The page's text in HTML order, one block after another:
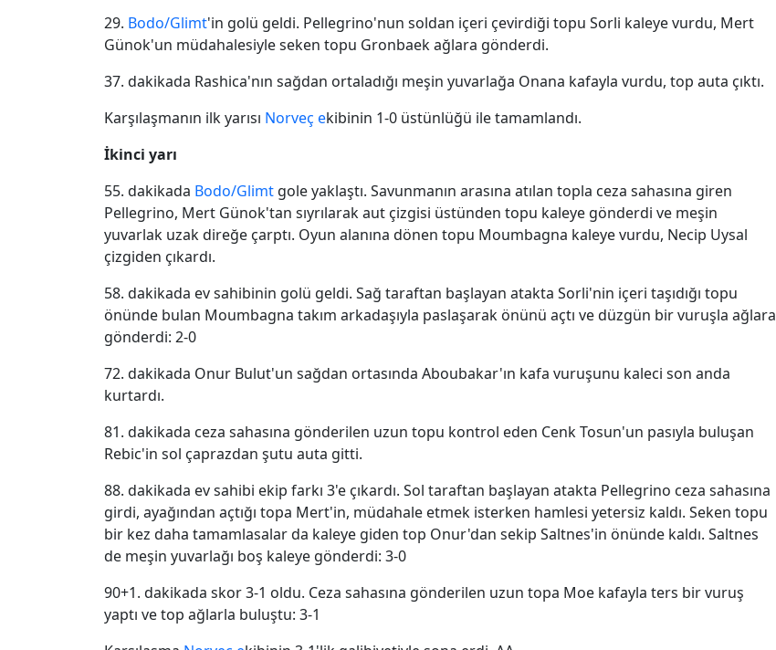
29. Bodo/Glimt'in golü geldi. Pellegrino'nun soldan içeri çevirdiği topu Sorli kaleye vurdu, Mert
Günok'un müdahalesiyle seken topu Gronbaek ağlara gönderdi.
37. dakikada Rashica'nın sağdan ortaladığı meşin yuvarlağa Onana kafayla vurdu, top auta çıktı.
Karşılaşmanın ilk yarısı Norveç ekibinin 1-0 üstünlüğü ile tamamlandı.
İkinci yarı
55. dakikada Bodo/Glimt gole yaklaştı. Savunmanın arasına atılan topla ceza sahasına giren
Pellegrino, Mert Günok'tan sıyrılarak aut çizgisi üstünden topu kaleye gönderdi ve meşin
yuvarlak uzak direğe çarptı. Oyun alanına dönen topu Moumbagna kaleye vurdu, Necip Uysal
çizgiden çıkardı.
58. dakikada ev sahibinin golü geldi. Sağ taraftan başlayan atakta Sorli'nin içeri taşıdığı topu
önünde bulan Moumbagna takım arkadaşıyla paslaşarak önünü açtı ve düzgün bir vuruşla ağlara
gönderdi: 2-0
72. dakikada Onur Bulut'un sağdan ortasında Aboubakar'ın kafa vuruşunu kaleci son anda
kurtardı.
81. dakikada ceza sahasına gönderilen uzun topu kontrol eden Cenk Tosun'un pasıyla buluşan
Rebic'in sol çaprazdan şutu auta gitti.
88. dakikada ev sahibi ekip farkı 3'e çıkardı. Sol taraftan başlayan atakta Pellegrino ceza sahasına
girdi, ayağından açtığı topa Mert'in, müdahale etmek isterken hamlesi yetersiz kaldı. Seken topu
bir kez daha tamamlasalar da kaleye giden top Onur'dan sekip Saltnes'in önünde kaldı. Saltnes
de meşin yuvarlağı boş kaleye gönderdi: 3-0
90+1. dakikada skor 3-1 oldu. Ceza sahasına gönderilen uzun topa Moe kafayla ters bir vuruş
yaptı ve top ağlarla buluştu: 3-1